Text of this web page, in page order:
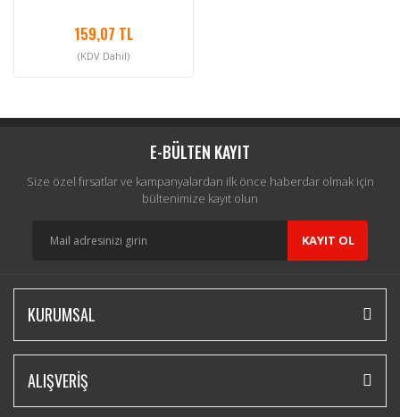
159,07 TL
(KDV Dahil)
E-BÜLTEN KAYIT
Size özel fırsatlar ve kampanyalardan ilk önce haberdar olmak için
bültenimize kayıt olun
KAYIT OL
KURUMSAL
ALIŞVERİŞ